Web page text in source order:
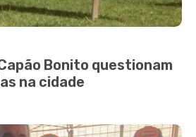
Bonito questionam
na cidade